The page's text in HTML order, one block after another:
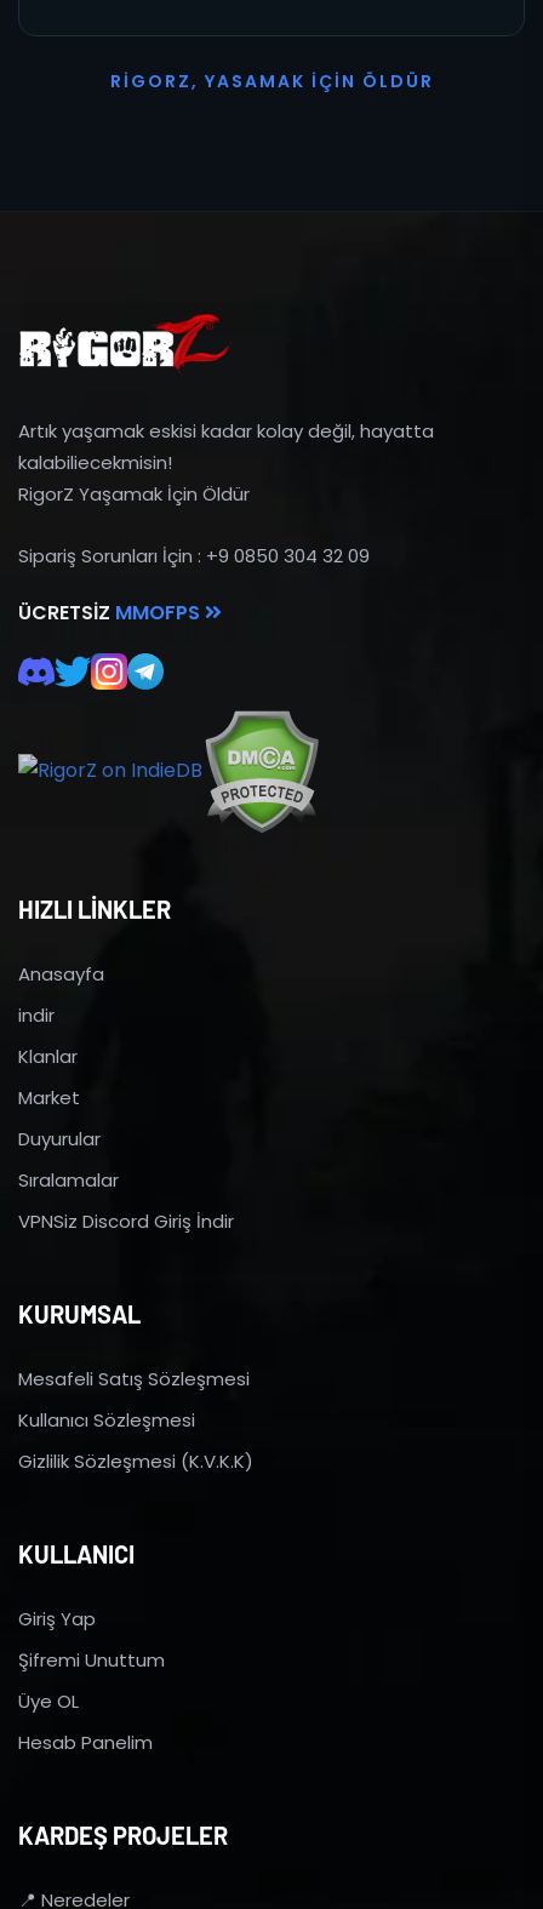
R I G O R Z, YASAMAK İ ÇI N Ö L D Ü R
Artık yaşamak eskisi kadar kolay değil, hayatta
kalabiliecekmisin!
RigorZ Yaşamak İçin Öldür
Sipariş Sorunları İçin : +9 0850 304 32 09
ÜCRETSIZ MMOFPS
HIZLI LİNKLER
Anasayfa
indir
Klanlar
Market
Duyurular
Sıralamalar
VPNSiz Discord Giriş İndir
KURUMSAL
Mesafeli Satış Sözleşmesi
Kullanıcı Sözleşmesi
Gizlilik Sözleşmesi (K.V.K.K)
KULLANICI
Giriş Yap
Şifremi Unuttum
Üye OL
Hesab Panelim
KARDEŞ PROJELER
📍 Neredeler